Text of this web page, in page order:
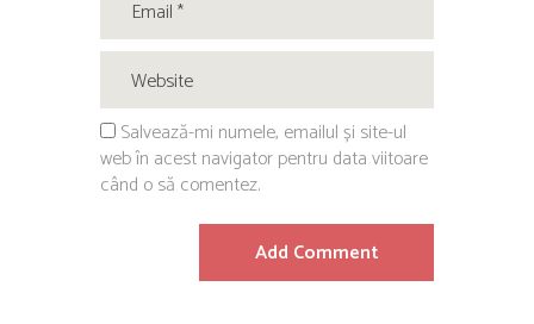
Salvează-mi numele, emailul și site-ul
web în acest navigator pentru data viitoare
când o să comentez.